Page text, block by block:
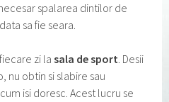
spalarea dintilor de
sa fie seara.
zi lasala de sport. Desii
obtin si slabire sau
isi doresc. Acest lucru se